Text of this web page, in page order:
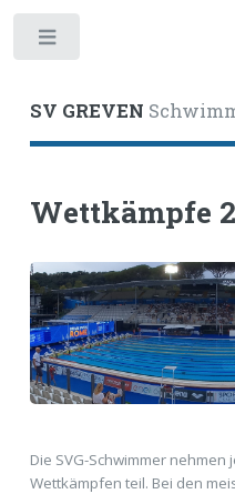
SV GREVEN
Wettkämpfe
Die SVG-Schwimmer nehmen
Wettkämpfen teil. Bei den